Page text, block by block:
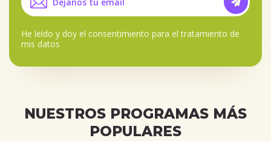
He leído y doy el consentimiento para el tratamiento de
mis datos
NUESTROS PROGRAMAS MÁS
POPULARES